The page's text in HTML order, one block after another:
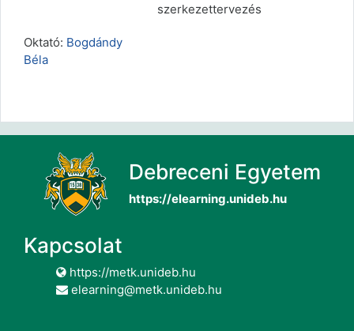
szerkezettervezés
Oktató: Bogdándy
Béla
Debreceni Egyetem
https://elearning.unideb.hu
Kapcsolat
https://metk.unideb.hu
elearning@metk.unideb.hu